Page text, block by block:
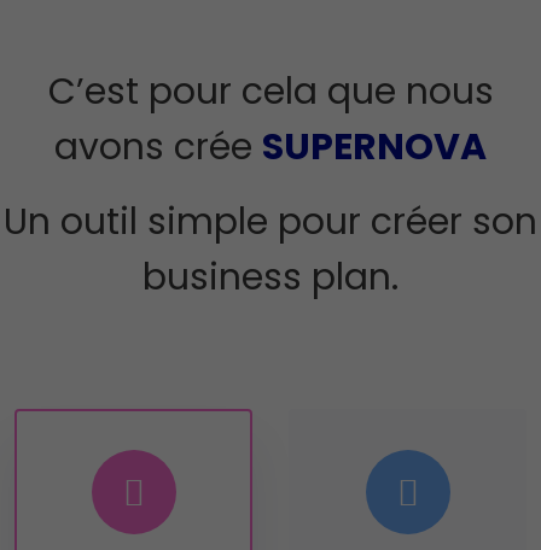
C’est pour cela que nous
avons crée SUPERNOVA
Un outil simple pour créer son
business plan.